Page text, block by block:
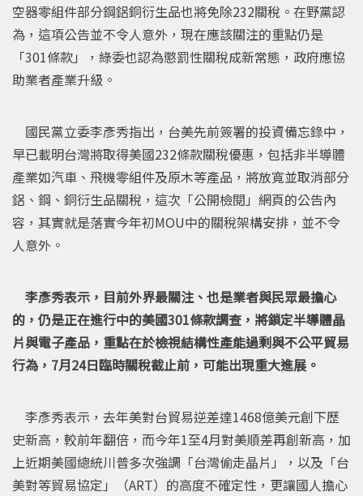
空器零組件部分鋼鋁銅衍生品也將免除232關稅。在野黨認
為，這項公告並不令人意外，現在應該關注的重點仍是
「301條款」，綠委也認為懲罰性關稅成新常態，政府應協
助業者產業升級。
國民黨立委李彥秀指出，台美先前簽署的投資備忘錄中，
早已載明台灣將取得美國232條款關稅優惠，包括非半導體
產業如汽車、飛機零組件及原木等產品，將放寬並取消部分
鋁、鋼、銅衍生品關稅，這次「公開檢閱」網頁的公告內
容，其實就是落實今年初MOU中的關稅架構安排，並不令
人意外。
李彥秀表示，目前外界最關注、也是業者與民眾最擔心
的，仍是正在進行中的美國301條款調查，將鎖定半導體晶
片與電子產品，重點在於檢視結構性產能過剩與不公平貿易
行為，7月24日臨時關稅截止前，可能出現重大進展。
李彥秀表示，去年美對台貿易逆差達1468億美元創下歷
史新高，較前年翻倍，而今年1至4月對美順差再創新高，加
上近期美國總統川普多次強調「台灣偷走晶片」，以及「台
美對等貿易協定」（ART）的高度不確定性，更讓國人擔心